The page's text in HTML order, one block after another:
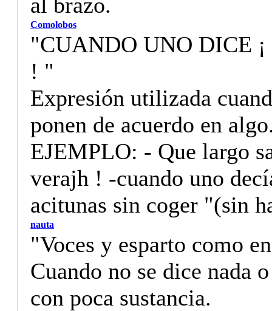
Comolobos
"CUANDO UNO DICE
! "
Expresión utilizada
ponen de acuerdo en
EJEMPLO: - Que largo
verajh ! -cuando uno
acitunas sin coger "(sin
nauta
"Voces y esparto como
Cuando no se dice nada
con poca sustancia.